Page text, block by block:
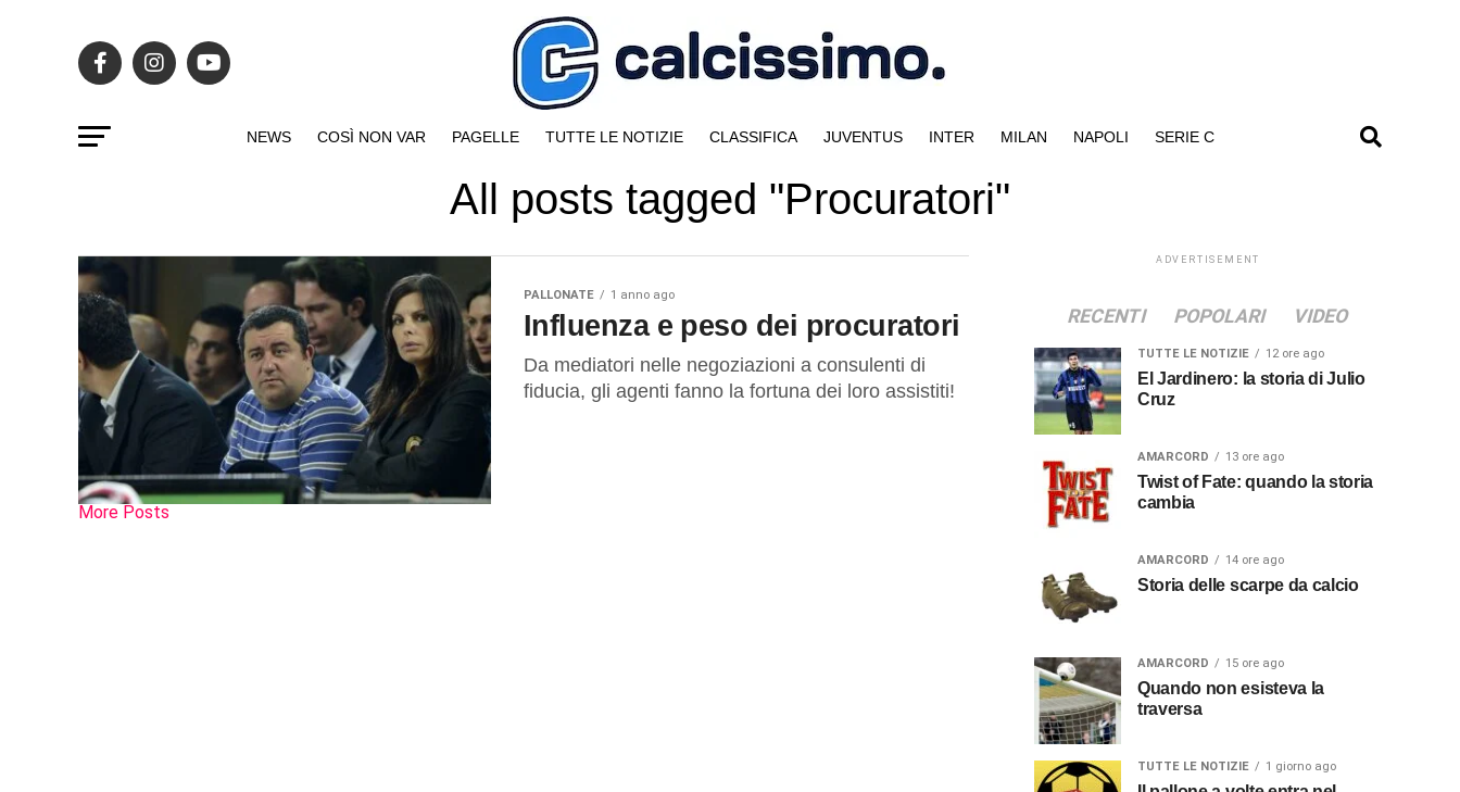
NEWS COSÌ NON VAR PAGELLE TUTTE LE NOTIZIE CLASSIFICA JUVENTUS INTER MILAN NAPOLI SERIE C
All posts tagged "Procuratori"
PALLONATE 1 anno ago
Influenza e peso dei procuratori
Da mediatori nelle negoziazioni a consulenti di
fiducia, gli agenti fanno la fortuna dei loro assistiti!
More Posts
ADVERTISEMENT
RECENTI POPOLARI VIDEO
TUTTE LE NOTIZIE 12 ore ago
El Jardinero: la storia di Julio
Cruz
AMARCORD 13 ore ago
Twist of Fate: quando la storia
cambia
AMARCORD 14 ore ago
Storia delle scarpe da calcio
AMARCORD 15 ore ago
Quando non esisteva la
traversa
TUTTE LE NOTIZIE 1 giorno ago